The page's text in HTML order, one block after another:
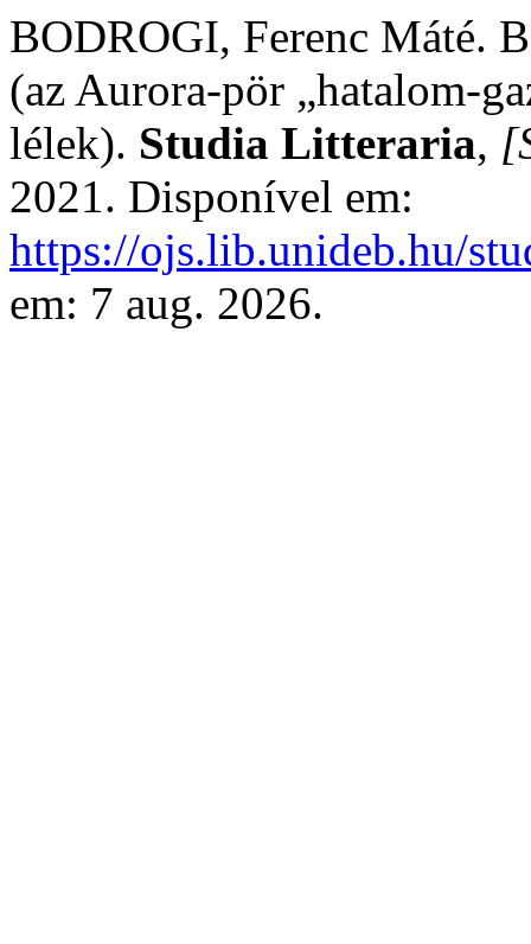
BODROGI, Ferenc Máté.
(az Aurora-pör „hatalom-
lélek). Studia Litteraria,
2021. Disponível em:
https://ojs.lib.unideb.hu/
em: 7 aug. 2026.